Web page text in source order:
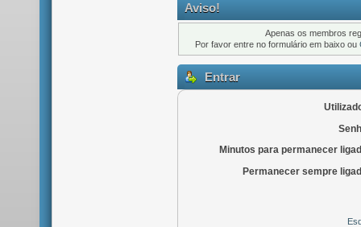
Aviso!
Apenas os membros
Por favor entre no formulário em baixo ou
Entrar
Minutos para permanecer
Permanecer sempre